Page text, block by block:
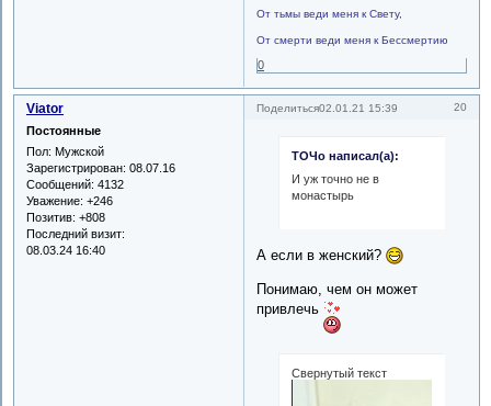
От тьмы веди меня к Свету,
От смерти веди меня к Бессмертию
0
Поделиться 20
02.01.21 15:39
Viator
Постоянные
Пол: Мужской
Зарегистрирован: 08.07.16
Сообщений: 4132
Уважение: +246
Позитив: +808
Последний визит:
08.03.24 16:40
ТОЧо написал(а):
И уж точно не в
монастырь
А если в женский?
Понимаю, чем он может
привлечь
Свернутый текст